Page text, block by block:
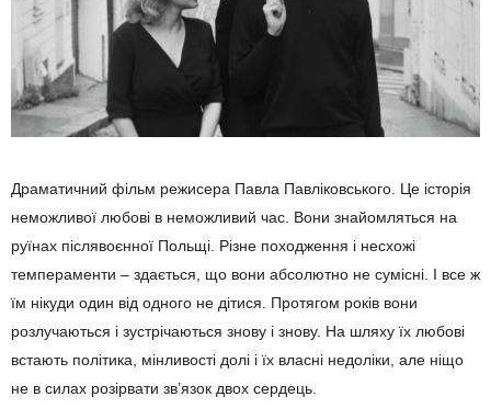
Драматичний фільм режисера Павла Павліковського. Це історія
неможливої любові в неможливий час. Вони знайомляться на
руїнах післявоєнної Польщі. Різне походження і несхожі
темпераменти – здається, що вони абсолютно не сумісні. І все ж
їм нікуди один від одного не дітися. Протягом років вони
розлучаються і зустрічаються знову і знову. На шляху їх любові
встають політика, мінливості долі і їх власні недоліки, але ніщо
не в силах розірвати зв’язок двох сердець.